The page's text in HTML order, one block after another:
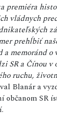
premiéra
vládnych
prehĺbiť
a memoránd
SR a Čínou
ruchu,
Blanár a
občanom SR